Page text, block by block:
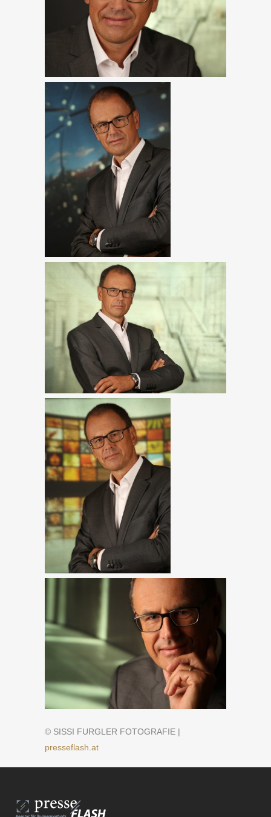
© SISSI FURGLER FOTOGRAFIE |
presseflash.at